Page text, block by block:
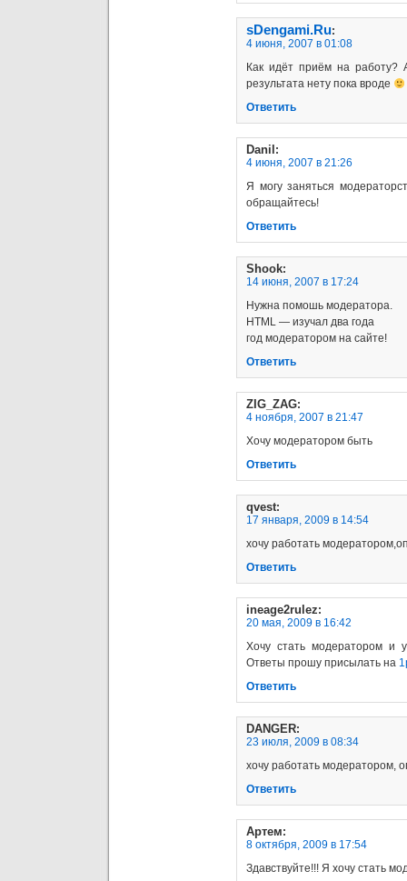
sDengami.Ru:
4 июня, 2007 в 01:08
Как идёт приём на работу?
результата нету пока вроде
Ответить
Danil:
4 июня, 2007 в 21:26
Я могу заняться
обращайтесь!
Ответить
Shook:
14 июня, 2007 в 17:24
Нужна помошь модератора.
НTML — изучал два года
год модератором на сайте!
Ответить
ZIG_ZAG:
4 ноября, 2007 в 21:47
Хочу модератором быть
Ответить
qvest:
17 января, 2009 в 14:54
хочу работать
Ответить
ineage2rulez:
20 мая, 2009 в 16:42
Хочу стать модератором и
Ответы прошу присылать на
Ответить
DANGER:
23 июля, 2009 в 08:34
хочу работать модератором,
Ответить
Артем:
8 октября, 2009 в 17:54
Здавствуйте!!! Я хочу стать